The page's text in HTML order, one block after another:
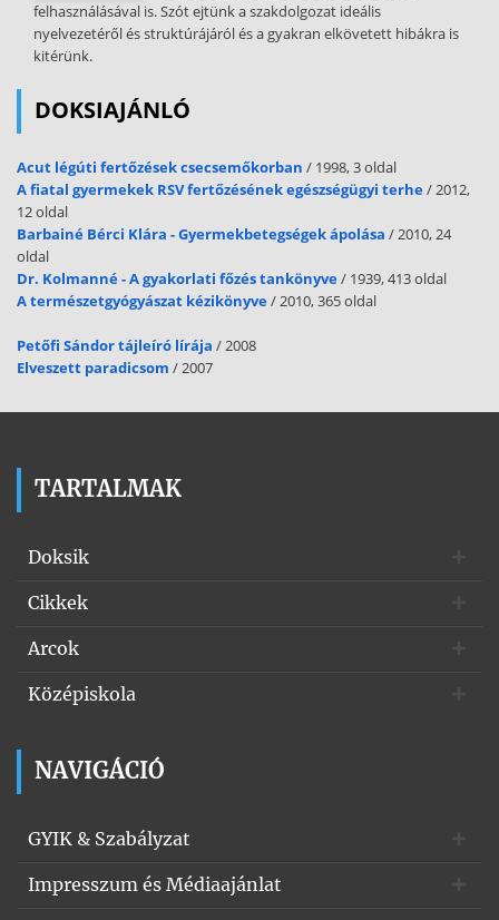
felhasználásával is. Szót ejtünk a szakdolgozat ideális
nyelvezetéről és struktúrájáról és a gyakran elkövetett hibákra is
kitérünk.
DOKSIAJÁNLÓ
Acut légúti fertőzések csecsemőkorban / 1998, 3 oldal
A fiatal gyermekek RSV fertőzésének egészségügyi terhe/ 2012,
12 oldal
Barbainé Bérci Klára - Gyermekbetegségek ápolása / 2010, 24
oldal
Dr. Kolmanné - A gyakorlati főzés tankönyve/ 1939, 413 oldal
A természetgyógyászat kézikönyve/ 2010, 365 oldal
Petőfi Sándor tájleíró lírája / 2008
Elveszett paradicsom / 2007
TARTALMAK
Doksik
Cikkek
Arcok
Középiskola
NAVIGÁCIÓ
GYIK & Szabályzat
Impresszum és Médiaajánlat